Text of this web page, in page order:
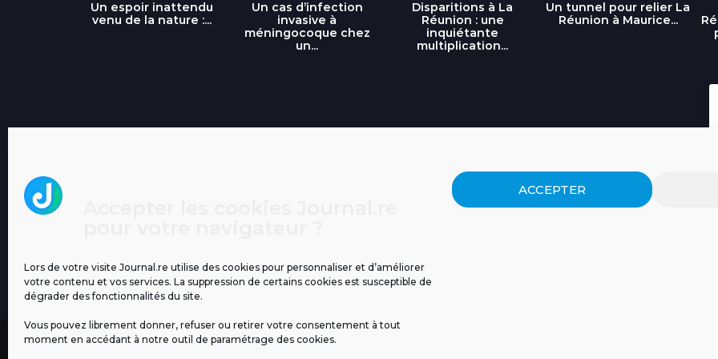
Lors de votre visite Journal.re utilise des cookies pour personnaliser et d’améliorer
votre contenu et vos services. La suppression de certains cookies est susceptible de
dégrader des fonctionnalités du site.
Vous pouvez librement donner, refuser ou retirer votre consentement à tout
moment en accédant à notre outil de paramétrage des cookies.
ACCEPTER
Un espoir inattendu
venu de la nature :...
Un cas d’infection
invasive à
méningocoque chez
un...
Disparitions à La
Réunion : une
inquiétante
multiplication...
Un tunnel pour relier La
Réunion à Maurice...
MENTIONS LÉGALES PUBLICITÉ BLOG NOS ÉMISSIONS